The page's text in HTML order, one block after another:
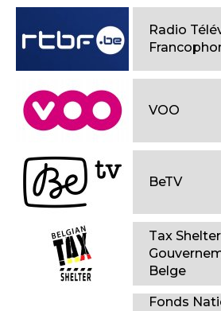
Radio
VOO
BeTV
Tax
Belge
Fonds